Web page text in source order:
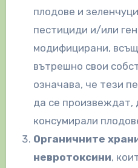
плодове и
пестициди и/или
модифицирани,
вътрешно свои
означава, че тези
да се произвеждат,
консумирали
Органичните
невротоксини,